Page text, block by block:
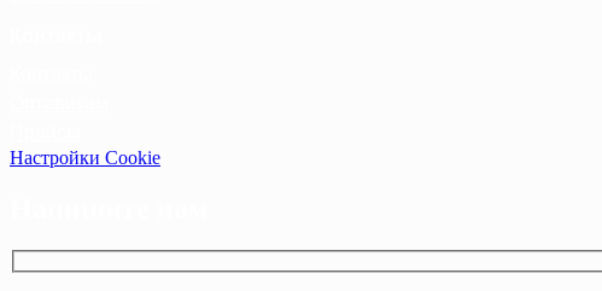
Настройки Cookie